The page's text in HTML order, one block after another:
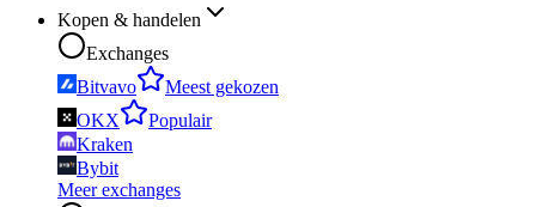
Kopen & handelen
Exchanges
Bitvavo
Meest gekozen
OKX
Populair
Kraken
Bybit
Meer exchanges